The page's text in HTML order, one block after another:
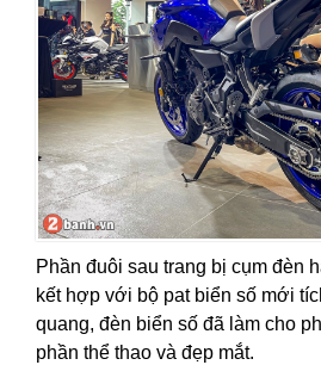
Phần đuôi sau trang bị cụm đèn
kết hợp với bộ pat biển số mới
quang, đèn biển số đã làm cho
phần thể thao và đẹp mắt.